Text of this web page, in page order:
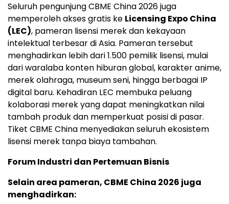
Seluruh pengunjung CBME China 2026 juga
memperoleh akses gratis ke Licensing Expo China
(LEC), pameran lisensi merek dan kekayaan
intelektual terbesar di Asia. Pameran tersebut
menghadirkan lebih dari 1.500 pemilik lisensi, mulai
dari waralaba konten hiburan global, karakter anime,
merek olahraga, museum seni, hingga berbagai IP
digital baru. Kehadiran LEC membuka peluang
kolaborasi merek yang dapat meningkatkan nilai
tambah produk dan memperkuat posisi di pasar.
Tiket CBME China menyediakan seluruh ekosistem
lisensi merek tanpa biaya tambahan.
Forum Industri dan Pertemuan Bisnis
Selain area pameran, CBME China 2026 juga
menghadirkan: